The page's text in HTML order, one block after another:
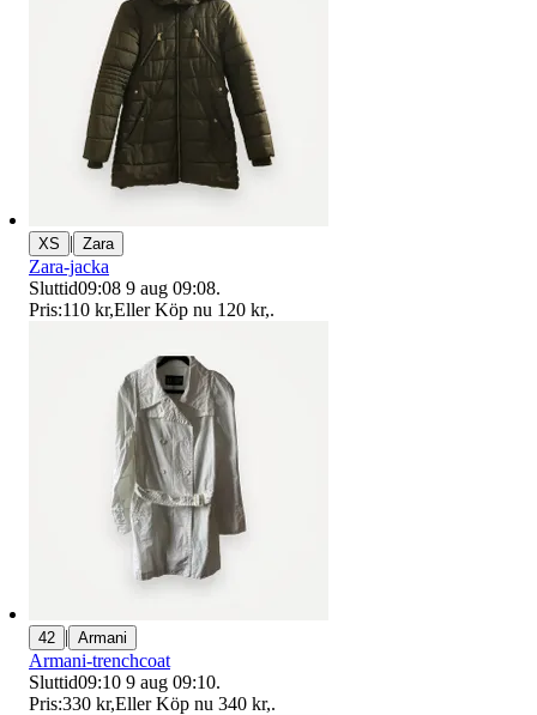
XS | Zara
Zara-jacka
Sluttid09:08 9 aug 09:08.
Pris:110 kr,Eller Köp nu 120 kr,.
42 | Armani
Armani-trenchcoat
Sluttid09:10 9 aug 09:10.
Pris:330 kr,Eller Köp nu 340 kr,.